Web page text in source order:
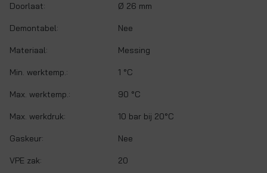
Doorlaat: Ø 26 mm
Demontabel: Nee
Materiaal: Messing
Min. werktemp.: 1 °C
Max. werktemp.: 90 °C
Max. werkdruk: 10 bar bij 20°C
Gaskeur: Nee
VPE zak: 20